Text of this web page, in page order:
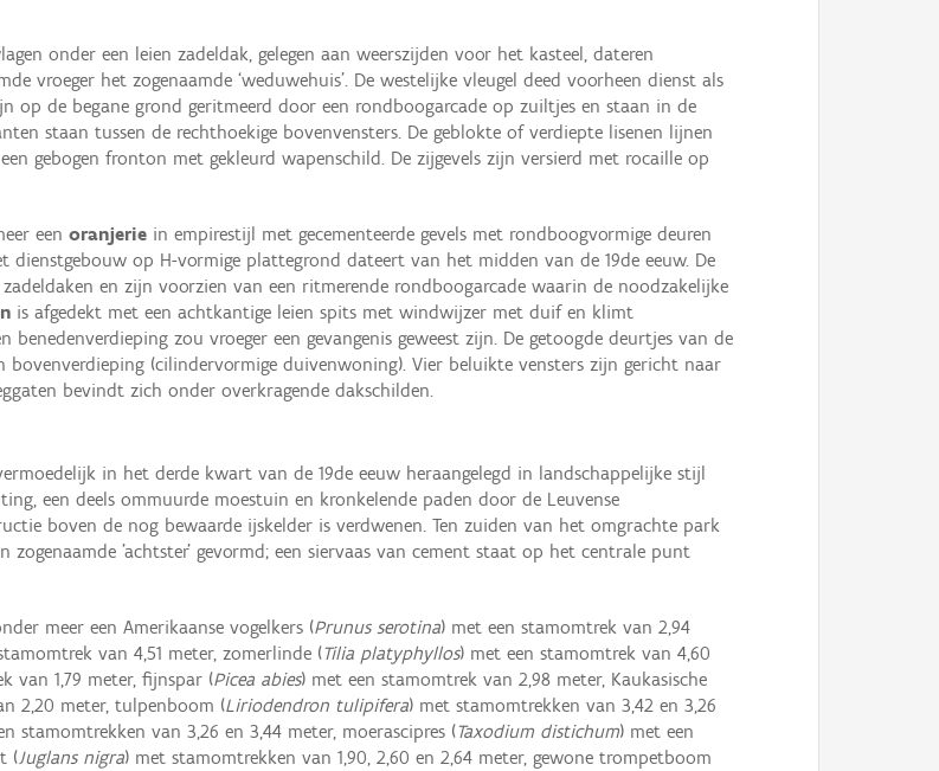
onder een leien zadeldak, gelegen aan weerszijden voor het kasteel, dateren
vroeger het zogenaamde ‘weduwehuis’. De westelijke vleugel deed voorheen dienst als
op de begane grond geritmeerd door een rondboogarcade op zuiltjes en staan in de
staan tussen de rechthoekige bovenvensters. De geblokte of verdiepte lisenen lijnen
gebogen fronton met gekleurd wapenschild. De zijgevels zijn versierd met rocaille op
een oranjerie in empirestijl met gecementeerde gevels met rondboogvormige deuren
dienstgebouw op H-vormige plattegrond dateert van het midden van de 19de eeuw. De
en zijn voorzien van een ritmerende rondboogarcade waarin de noodzakelijke
is afgedekt met een achtkantige leien spits met windwijzer met duif en klimt
zou vroeger een gevangenis geweest zijn. De getoogde deurtjes van de
bovenverdieping (cilindervormige duivenwoning). Vier beluikte vensters zijn gericht naar
bevindt zich onder overkragende dakschilden.
in het derde kwart van de 19de eeuw heraangelegd in landschappelijke stijl
een deels ommuurde moestuin en kronkelende paden door de Leuvense
boven de nog bewaarde ijskelder is verdwenen. Ten zuiden van het omgrachte park
zogenaamde 'achtster' gevormd; een siervaas van cement staat op het centrale punt
meer een Amerikaanse vogelkers (Prunus serotina) met een stamomtrek van 2,94
van 4,51 meter, zomerlinde (Tilia platyphyllos) met een stamomtrek van 4,60
van 1,79 meter, fijnspar (Picea abies) met een stamomtrek van 2,98 meter, Kaukasische
2,20 meter, tulpenboom (Liriodendron tulipifera) met stamomtrekken van 3,42 en 3,26
stamomtrekken van 3,26 en 3,44 meter, moerascipres (Taxodium distichum) met een
(Juglans nigra) met stamomtrekken van 1,90, 2,60 en 2,64 meter, gewone trompetboom